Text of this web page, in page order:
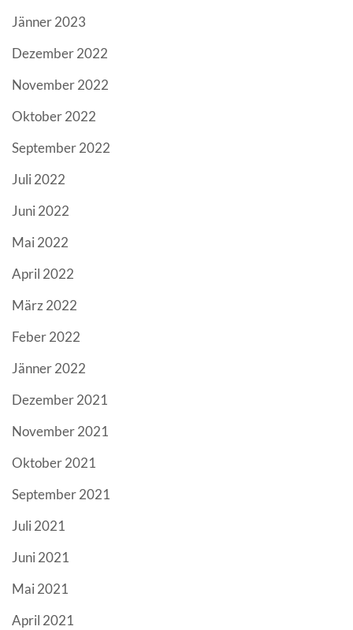
Jänner 2023
Dezember 2022
November 2022
Oktober 2022
September 2022
Juli 2022
Juni 2022
Mai 2022
April 2022
März 2022
Feber 2022
Jänner 2022
Dezember 2021
November 2021
Oktober 2021
September 2021
Juli 2021
Juni 2021
Mai 2021
April 2021